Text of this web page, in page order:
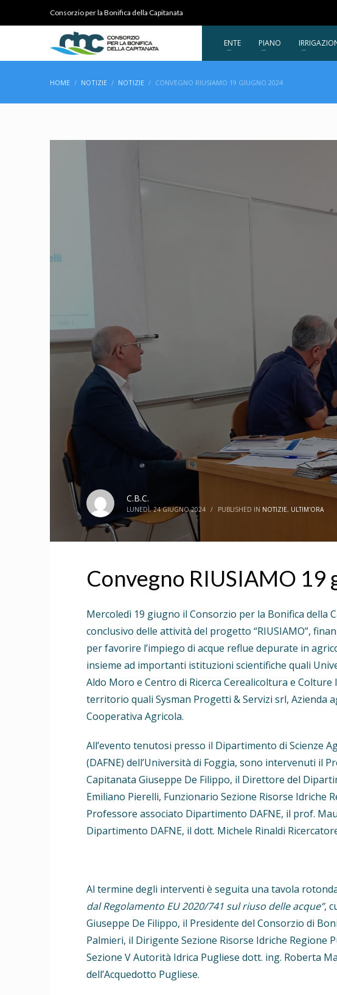
Consorzio per la Bonifica della Capitanata
ENTE PIANO
HOME NOTIZIE NOTIZIE CONVEGNO RIUSIAMO 19 GIUGNO 2024
C.B.C.
LUNEDÌ, 24 GIUGNO 2024 / PUBLISHED IN NOTIZIE, ULTIM'ORA
Convegno RIUSIAMO 19
Mercoledì 19 giugno il Consorzio per la Bonifica della
conclusivo delle attività del progetto “RIUSIAMO”,
per favorire l’impiego di acque reflue depurate in
insieme ad importanti istituzioni scientifiche quali
Aldo Moro e Centro di Ricerca Cerealicoltura e
territorio quali Sysman Progetti & Servizi srl, Azienda
Cooperativa Agricola.
All’evento tenutosi presso il Dipartimento di Scienze
(DAFNE) dell’Università di Foggia, sono intervenuti il
Capitanata Giuseppe De Filippo, il Direttore del
Emiliano Pierelli, Funzionario Sezione Risorse Idriche
Professore associato Dipartimento DAFNE, il prof.
Dipartimento DAFNE, il dott. Michele Rinaldi
Al termine degli interventi è seguita una tavola
dal Regolamento EU 2020/741 sul riuso delle acque”,
Giuseppe De Filippo, il Presidente del Consorzio di
Palmieri, il Dirigente Sezione Risorse Idriche Regione
Sezione V Autorità Idrica Pugliese dott. ing. Roberta
dell’Acquedotto Pugliese.